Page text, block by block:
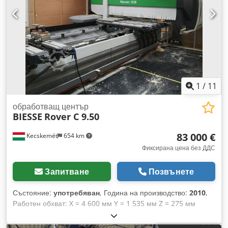
1 / 11
Kecskemét 654 km
обработващ център
BIESSE Rover C 9.50
83 000 €
Фиксирана цена без ДДС
Запитване Позвънете
Състояние: употребяван, Година на производство: 2010,
Работен обхват: X = 4 600 мм Y = 1 535 мм Z = 275 мм
Проектирана за тежки условия на работа, което я прави
идеална за обработка на големи, масивни дървени